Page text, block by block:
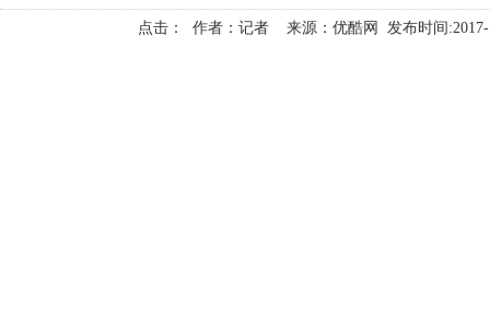
点击： 作者：记者 来源：优酷网 发布时间:2017-